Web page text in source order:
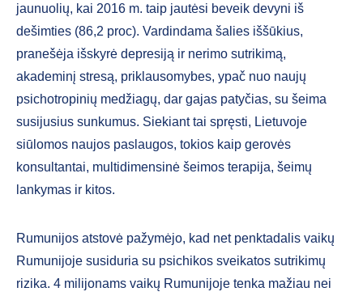
jaunuolių, kai 2016 m. taip jautėsi beveik devyni iš
dešimties (86,2 proc). Vardindama šalies iššūkius,
pranešėja išskyrė depresiją ir nerimo sutrikimą,
akademinį stresą, priklausomybes, ypač nuo naujų
psichotropinių medžiagų, dar gajas patyčias, su šeima
susijusius sunkumus. Siekiant tai spręsti, Lietuvoje
siūlomos naujos paslaugos, tokios kaip gerovės
konsultantai, multidimensinė šeimos terapija, šeimų
lankymas ir kitos.
Rumunijos atstovė pažymėjo, kad net penktadalis vaikų
Rumunijoje susiduria su psichikos sveikatos sutrikimų
rizika. 4 milijonams vaikų Rumunijoje tenka mažiau nei